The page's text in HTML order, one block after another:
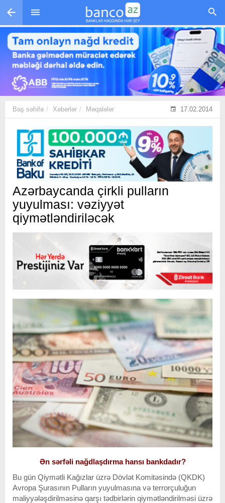
Skip to main content
Baş səhifə Xəbərlər Məqalələr 17.02.2014
Azərbaycanda çirkli pulların
yuyulması: vəziyyət
qiymətləndiriləcək
Ən sərfəli nağdlaşdırma hansı bankdadır?
Bu gün Qiymətli Kağızlar üzrə Dövlət Komitəsində (QKDK)
Avropa Şurasının Pulların yuyulmasına və terrorçuluğun
maliyyələşdirilməsinə qarşı tədbirlərin qiymətləndirilməsi üzrə